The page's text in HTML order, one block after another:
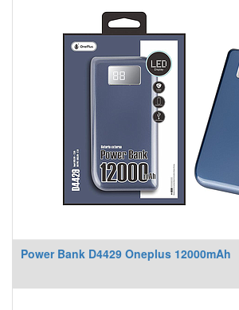
Power Bank D4429 Oneplus 12000mAh